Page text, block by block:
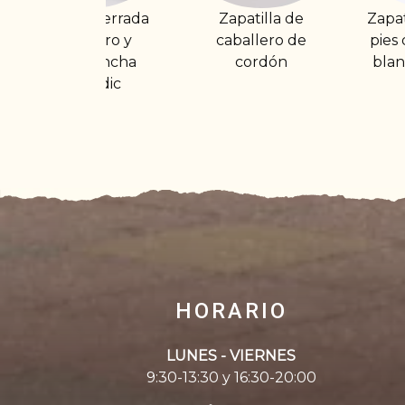
Zapatilla de
caballero de
cordón
Zapatilla deportiva
pies delicados tela
blanda y plantilla
HORARIO
LUNES - VIERNES
9:30-13:30 y 16:30-20:00